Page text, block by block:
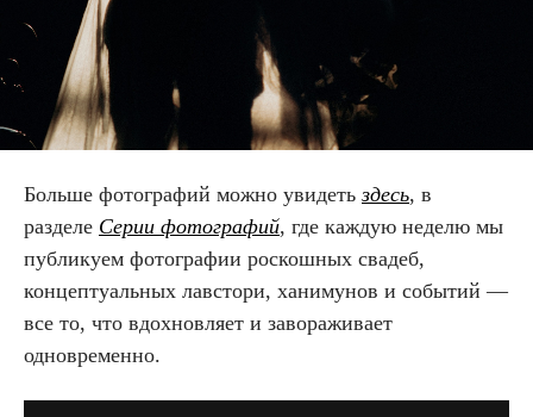
Больше фотографий можно увидетьздесь, в
разделе Серии фотографий, где каждую неделю мы
публикуем фотографии роскошных свадеб,
концептуальных лавстори, ханимунов и событий —
все то, что вдохновляет и завораживает
одновременно.